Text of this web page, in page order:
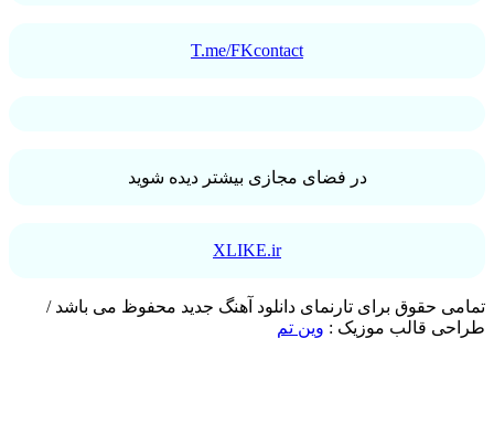
T.me/FKcontact
در فضای مجازی بیشتر دیده شوید
XLIKE.ir
حقوق برای تارنمای دانلود آهنگ جدید محفوظ می باشد /
قالب موزیک :وین تم